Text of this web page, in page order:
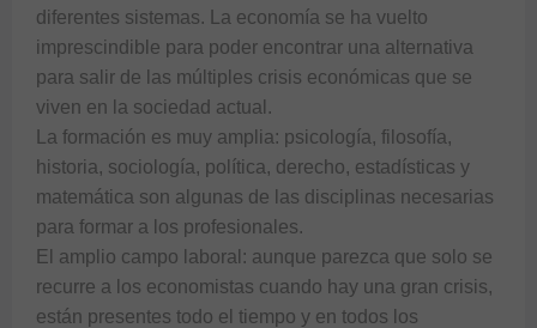
diferentes sistemas. La economía se ha vuelto
imprescindible para poder encontrar una alternativa
para salir de las múltiples crisis económicas que se
viven en la sociedad actual.
La formación es muy amplia: psicología, filosofía,
historia, sociología, política, derecho, estadísticas y
matemática son algunas de las disciplinas necesarias
para formar a los profesionales.
El amplio campo laboral: aunque parezca que solo se
recurre a los economistas cuando hay una gran crisis,
están presentes todo el tiempo y en todos los